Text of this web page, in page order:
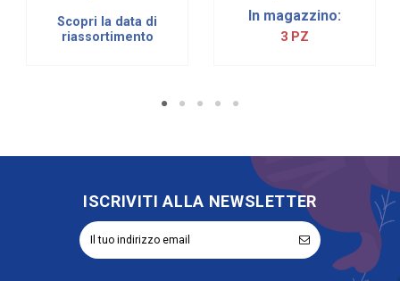
Scopri la data di
riassortimento
In magazzino:
3 PZ
ISCRIVITI ALLA NEWSLETTER